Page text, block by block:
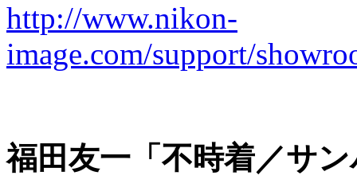
http://www.nikon-
image.com/support/
福田友一「不時着／サ